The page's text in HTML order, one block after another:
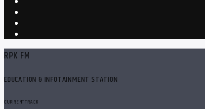
RPK FM
EDUCATION & INFOTAINMENT STATION
CURRENT TRACK